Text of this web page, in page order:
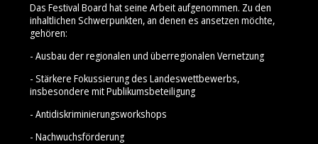
Das Festival Board hat seine Arbeit aufgenommen. Zu den
inhaltlichen Schwerpunkten, an denen es ansetzen möchte,
gehören:
- Ausbau der regionalen und überregionalen Vernetzung
- Stärkere Fokussierung des Landeswettbewerbs,
insbesondere mit Publikumsbeteiligung
- Antidiskriminierungsworkshops
- Nachwuchsförderung